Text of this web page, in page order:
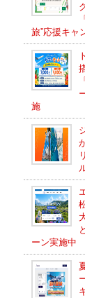
旅”応援キャ
施
ーン実施中